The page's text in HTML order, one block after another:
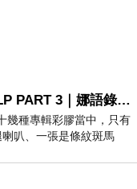
CONFESSIONS II LP PART 3｜娜語錄II LP PART 3
幾種專輯彩膠當中，只有
叭、一張是條紋斑馬
店AU STORE